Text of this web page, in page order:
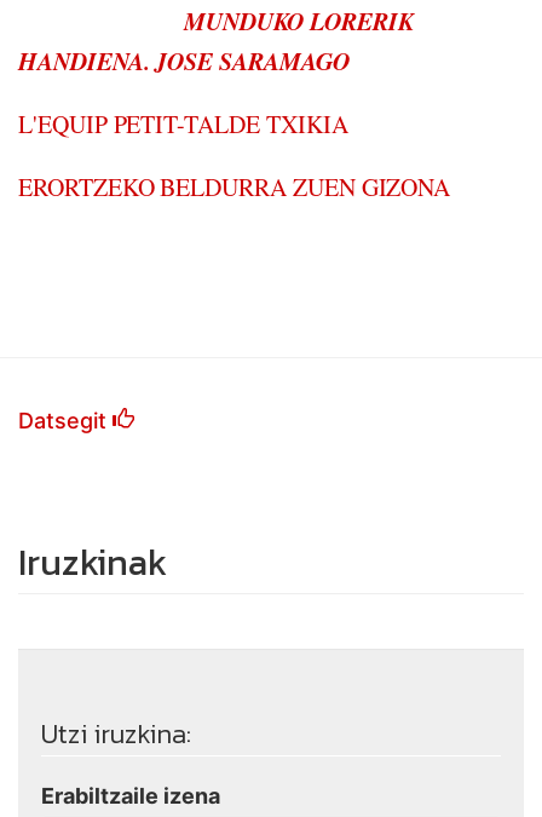
MUNDUKO LORERIK
HANDIENA. JOSE SARAMAGO
L'EQUIP PETIT-TALDE TXIKIA
ERORTZEKO BELDURRA ZUEN GIZONA
Datsegit
Iruzkinak
Utzi iruzkina:
Erabiltzaile izena